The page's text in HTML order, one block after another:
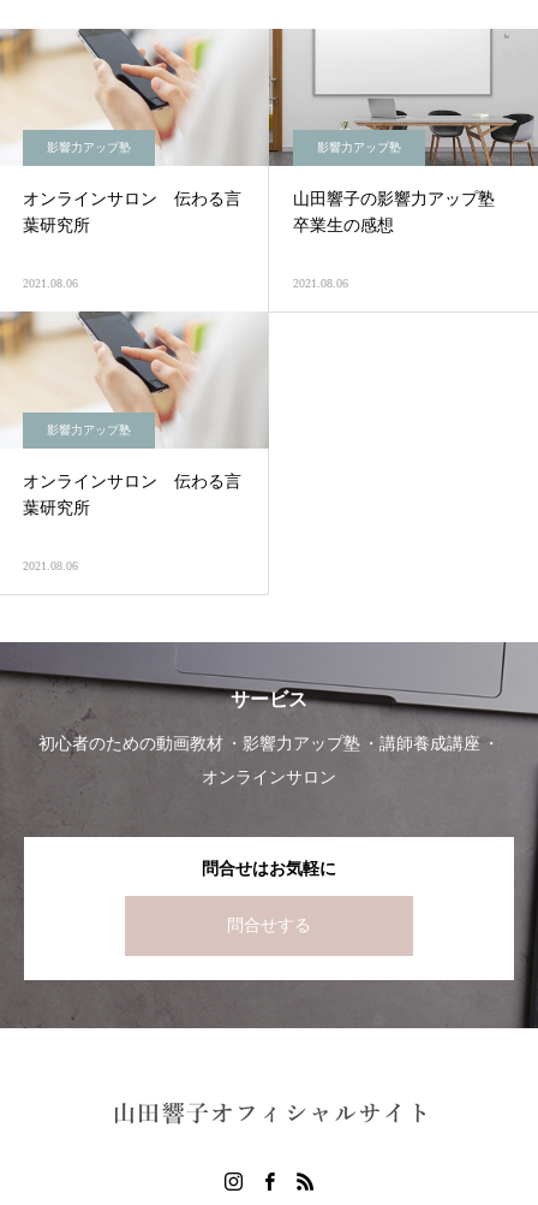
影響力アップ塾
オンラインサロン 伝わる言
葉研究所
2021.08.06
影響力アップ塾
山田響子の影響力アップ塾
卒業生の感想
2021.08.06
影響力アップ塾
オンラインサロン 伝わる言
葉研究所
2021.08.06
サービス
初心者のための動画教材 影響力アップ塾
講師養成講座
オンラインサロン
問合せはお気軽に
問合せする